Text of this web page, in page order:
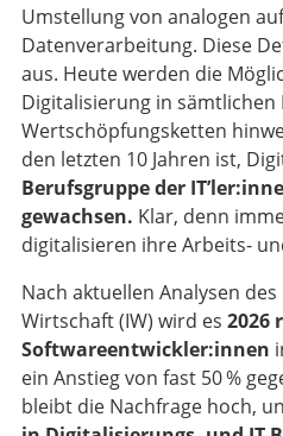
Umstellung von analogen
Datenverarbeitung. Diese
aus. Heute werden die
Digitalisierung in
Wertschöpfungsketten
den letzten 10 Jahren ist,
Berufsgruppe der
gewachsen. Klar, denn
digitalisieren ihre Arbeits-
Nach aktuellen Analysen
Wirtschaft (IW) wird es 2026
Softwareentwickler:innen
ein Anstieg von fast 50 %
bleibt die Nachfrage hoch,